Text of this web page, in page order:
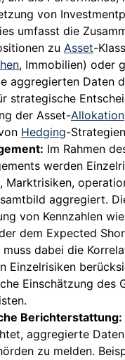
von
umfasst die
zu Asset-
, Immobilien) oder
aggregierten Daten
strategische
der Asset-Allokation
Hedging-
Im Rahmen
werden
Marktrisiken,
aggregiert.
von Kennzahlen
dem Expected
dabei die
Einzelrisiken
Einschätzung des
Berichterstattung:
aggregierte
zu melden.